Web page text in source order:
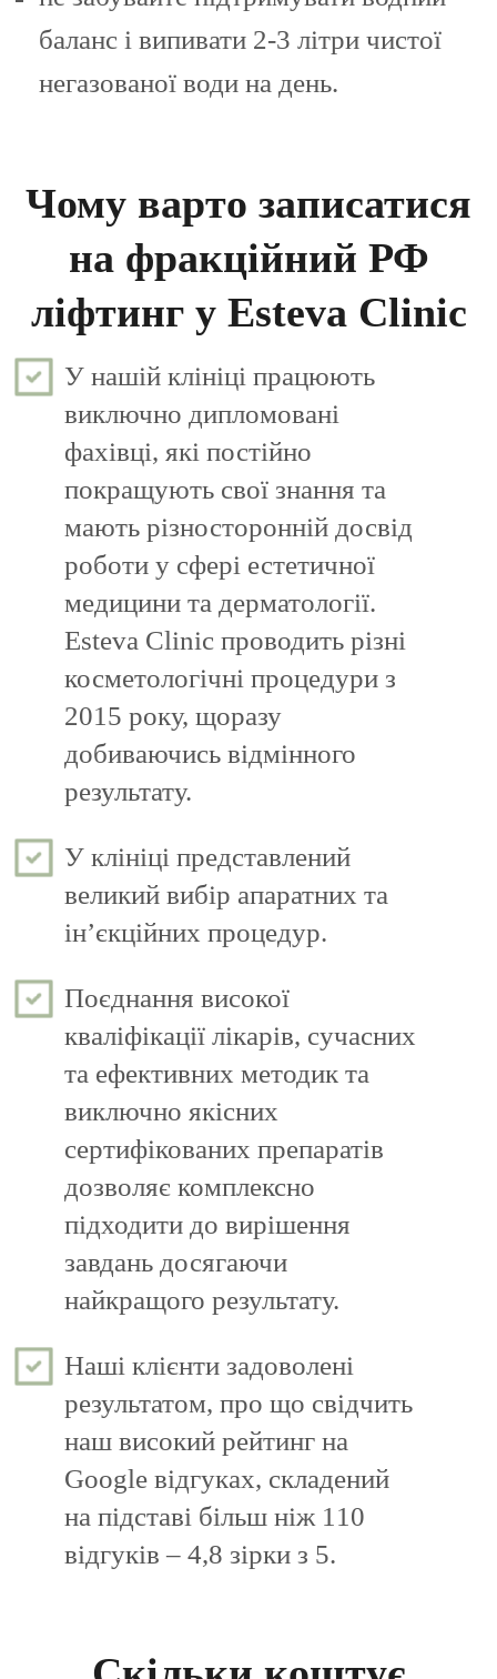
баланс і випивати 2-3 літри чистої
негазованої води на день.
Чому варто записатися
на фракційний РФ
ліфтинг у Esteva Clinic
У нашій клініці працюють
виключно дипломовані
фахівці, які постійно
покращують свої знання та
мають різносторонній досвід
роботи у сфері естетичної
медицини та дерматології.
Esteva Clinic проводить різні
косметологічні процедури з
2015 року, щоразу
добиваючись відмінного
результату.
У клініці представлений
великий вибір апаратних та
ін’єкційних процедур.
Поєднання високої
кваліфікації лікарів, сучасних
та ефективних методик та
виключно якісних
сертифікованих препаратів
дозволяє комплексно
підходити до вирішення
завдань досягаючи
найкращого результату.
Наші клієнти задоволені
результатом, про що свідчить
наш високий рейтинг на
Google відгуках, складений
на підставі більш ніж 110
відгуків – 4,8 зірки з 5.